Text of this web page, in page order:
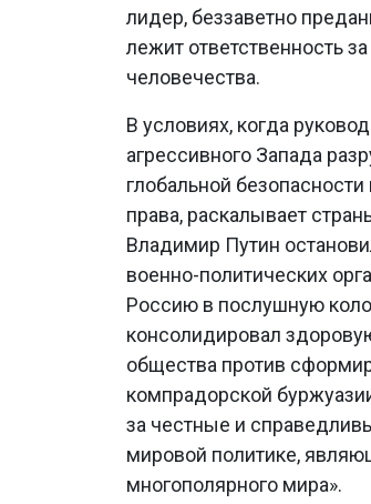
лидер, беззаветно
лежит ответственность
человечества.
В условиях, когда
агрессивного Запада
глобальной
права, раскалывает
Владимир Путин
военно-политических
Россию в послушную
консолидировал
общества против
компрадорской
за честные и
мировой политике,
многополярного мира».